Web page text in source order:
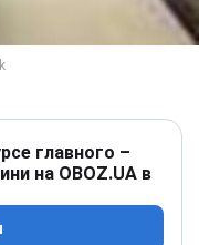
главного –
на OBOZ.UA в